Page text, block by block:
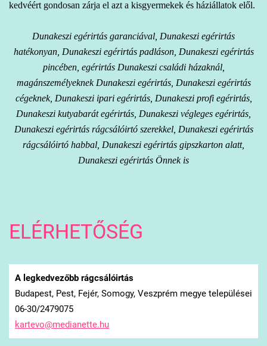
kedvéért gondosan zárja el azt a kisgyermekek és háziállatok elől.
Dunakeszi egérirtás garanciával, Dunakeszi egérirtás
hatékonyan, Dunakeszi egérirtás padláson, Dunakeszi egérirtás
pincében, egérirtás Dunakeszi családi házaknál,
magánszemélyeknek Dunakeszi egérirtás, Dunakeszi egérirtás
cégeknek, Dunakeszi ipari egérirtás, Dunakeszi profi egérirtás,
Dunakeszi kutyabarát egérirtás, Dunakeszi végleges egérirtás,
Dunakeszi egérirtás rágcsálóirtó szerekkel, Dunakeszi egérirtás
rágcsálóirtó habbal, Dunakeszi egérirtás gipszkarton alatt,
Dunakeszi egérirtás Önnek is
ELÉRHETŐSÉG
A legkedvezőbb rágcsálóirtás
Budapest, Pest, Fejér, Somogy, Veszprém megye települései
06-30/2479075
kartevo@medianette.hu